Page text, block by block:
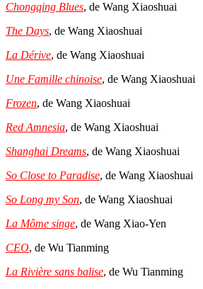
Chongqing Blues, de Wang Xiaoshuai
The Days, de Wang Xiaoshuai
La Dérive, de Wang Xiaoshuai
Une Famille chinoise, de Wang Xiaoshuai
Frozen, de Wang Xiaoshuai
Red Amnesia, de Wang Xiaoshuai
Shanghai Dreams, de Wang Xiaoshuai
So Close to Paradise, de Wang Xiaoshuai
So Long my Son, de Wang Xiaoshuai
La Môme singe, de Wang Xiao-Yen
CEO, de Wu Tianming
La Rivière sans balise, de Wu Tianming